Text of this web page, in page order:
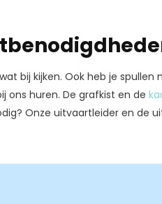
bij kijken. Ook heb je spullen
ons huren. De grafkist en de
Onze uitvaartleider en de